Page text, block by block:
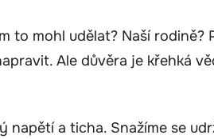
to mohl udělat? Naší rodině?
Ale důvěra je křehká
napětí a ticha. Snažíme se